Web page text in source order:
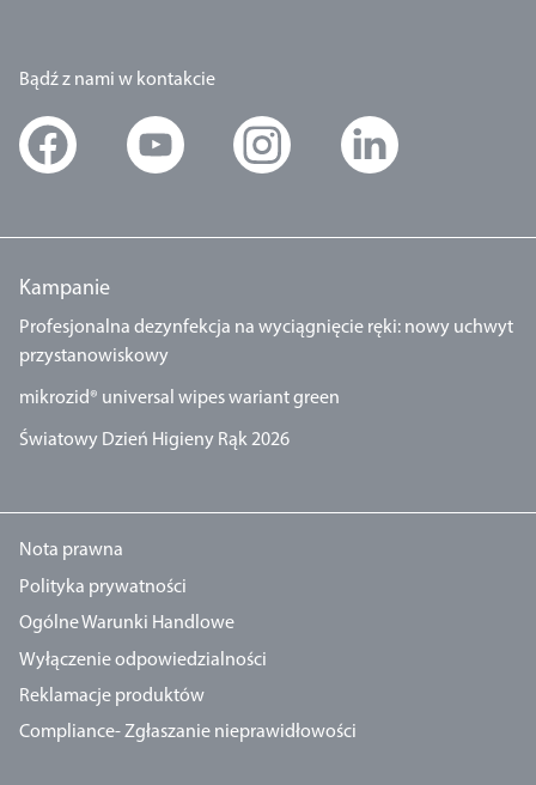
Bądź z nami w kontakcie
Kampanie
Profesjonalna dezynfekcja na wyciągnięcie ręki: nowy uchwyt
przystanowiskowy
mikrozid® universal wipes wariant green
Światowy Dzień Higieny Rąk 2026
Nota prawna
Polityka prywatności
Ogólne Warunki Handlowe
Wyłączenie odpowiedzialności
Reklamacje produktów
Compliance- Zgłaszanie nieprawidłowości